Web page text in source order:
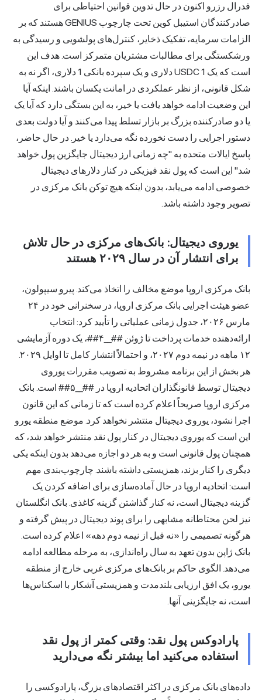
فدرال رزرو اکنون در حال تدوین قوانین احتیاطی برای
صادرکنندگان استیبل کوین تحت چارچوب GENIUS هستند که بر
الزامات سرمایه، تفکیک ذخایر، کنترل‌های پولشویی و رسیدگی به
ورشکستگی برای مطالبات مشتریان متمرکز است. هدف این
است که یک USDC 1 دلاری و یک سپرده بانکی 1 دلاری، اگر نه به
شکل قانونی، از نظر عملکردی در امانت یکسان باشند. اینکه آیا
این وضعیت ادامه خواهد یافت یا خیر، به این بستگی دارد که آیا یک
یا دو صادرکننده بزرگ بر بازار تسلط پیدا می‌کنند و آیا دولت بعدی
دستور اجرایی را دست نخورده نگه می‌دارد یا خیر. در حال حاضر،
پاسخ ایالات متحده به "چه زمانی ارز دیجیتال جایگزین پول خواهد
شد" این است که پول نقد فیزیکی در کنار دلارهای دیجیتال
خصوصی ادامه می‌یابد، بدون اینکه هیچ توکن بانک مرکزی در
تصویر وجود داشته باشد.
یوروی دیجیتال: بانک‌های مرکزی در حال تلاش
برای انتشار آن در سال ۲۰۲۹ هستند
بانک مرکزی اروپا موضع مخالف را اتخاذ می‌کند. پیرو سیپولون،
عضو هیئت اجرایی بانک مرکزی اروپا، در سخنرانی خود در ۲۴
مارس ۲۰۲۶، جدول زمانی عملیاتی را تأیید کرد: انتخاب
ارائه‌دهنده خدمات پرداخت تا ژوئن ##__۴##، یک دوره آزمایشی
۱۲ ماهه در نیمه دوم ۲۰۲۷، و احتمالاً انتشار کامل تا اوایل ۲۰۲۹.
هر بخش از این برنامه مشروط به تصویب مقررات یوروی
دیجیتال توسط قانونگذاران اتحادیه اروپا در ##__۵## است. بانک
مرکزی اروپا صریحاً اعلام کرده است که تا زمانی که این قانون
اجرا نشود، یوروی دیجیتال منتشر نخواهد کرد. موضع منطقه یورو
این است که یوروی دیجیتال در کنار پول نقد منتشر خواهد شد، که
همچنان پول قانونی است و به هر دو اجازه می‌دهد بدون اینکه یکی
دیگری را کنار بزند، همزیستی داشته باشند. چارچوب‌بندی مهم
است: اتحادیه اروپا در حال آماده‌سازی برای اضافه کردن یک
گزینه دیجیتال است، نه کنار گذاشتن گزینه کاغذی. بانک انگلستان
نیز لحن محتاطانه مشابهی را برای پوند دیجیتال در پیش گرفته و
هرگونه تصمیمی را «نه قبل از نیمه دوم دهه» اعلام کرده است.
بانک ژاپن بدون تعهد به سال راه‌اندازی، به مرحله مطالعه ادامه
می‌دهد. الگوی حاکم بر بانک‌های مرکزی غربی خارج از منطقه
یورو، یک افق ارزیابی بلندمدت و همزیستی آشکار با اسکناس‌ها
است، نه جایگزینی آنها.
پارادوکس پول نقد: وقتی کمتر از پول نقد
استفاده می‌کنید اما بیشتر نگه می‌دارید
داده‌های بانک مرکزی در اکثر اقتصادهای بزرگ، پارادوکسی را